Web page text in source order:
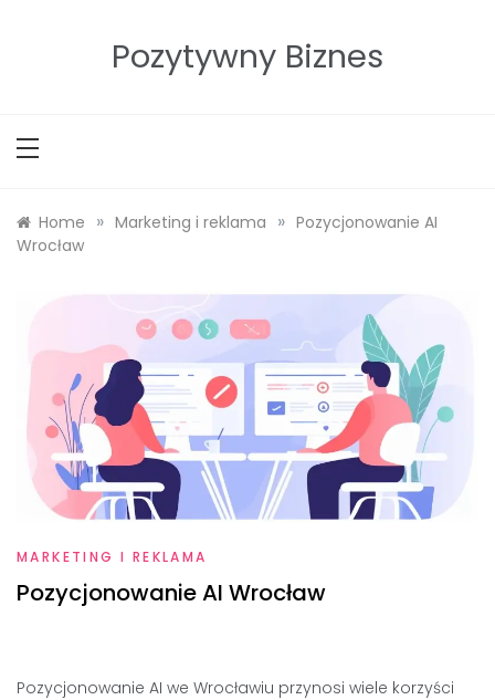
Pozytywny Biznes
Home » Marketing i reklama » Pozycjonowanie AI
Wrocław
MARKETING I REKLAMA
Pozycjonowanie AI Wrocław
Pozycjonowanie AI we Wrocławiu przynosi wiele korzyści